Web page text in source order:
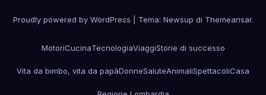
Proudly powered by WordPress Tema: Newsup di Themeansar.
MotoriCucinaTecnologiaViaggiStorie di successo
Vita da bimbo, vita da papàDonneSaluteAnimaliSpettacoliCasa